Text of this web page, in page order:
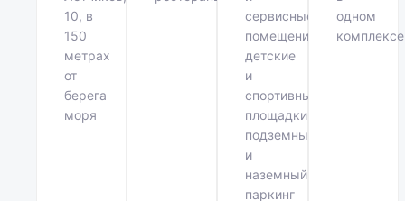
10, в
150
метрах
от
берега
моря
сервисные
помещения,
детские
и
спортивные
площадки,
подземный
и
наземный
паркинг
одном
комплексе